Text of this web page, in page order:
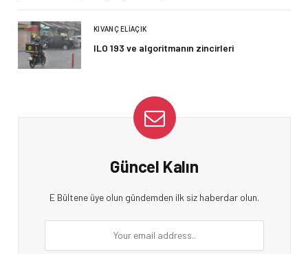
KIVANÇ ELIAÇIK
ILO 193 ve algoritmanın zincirleri
Güncel Kalın
E Bültene üye olun gündemden ilk siz haberdar olun.